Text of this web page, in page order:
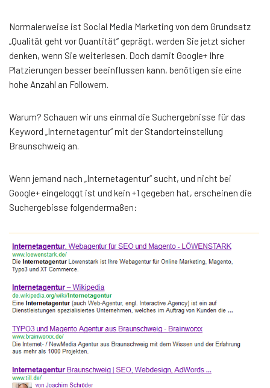
Normalerweise ist Social Media Marketing von dem Grundsatz
„Qualität geht vor Quantität“ geprägt, werden Sie jetzt sicher
denken, wenn Sie weiterlesen. Doch damit Google+ Ihre
Platzierungen besser beeinflussen kann, benötigen sie eine
hohe Anzahl an Followern.
Warum? Schauen wir uns einmal die Suchergebnisse für das
Keyword „Internetagentur“ mit der Standorteinstellung
Braunschweig an.
Wenn jemand nach „Internetagentur“ sucht, und nicht bei
Google+ eingeloggt ist und kein +1 gegeben hat, erscheinen die
Suchergebisse folgendermaßen: